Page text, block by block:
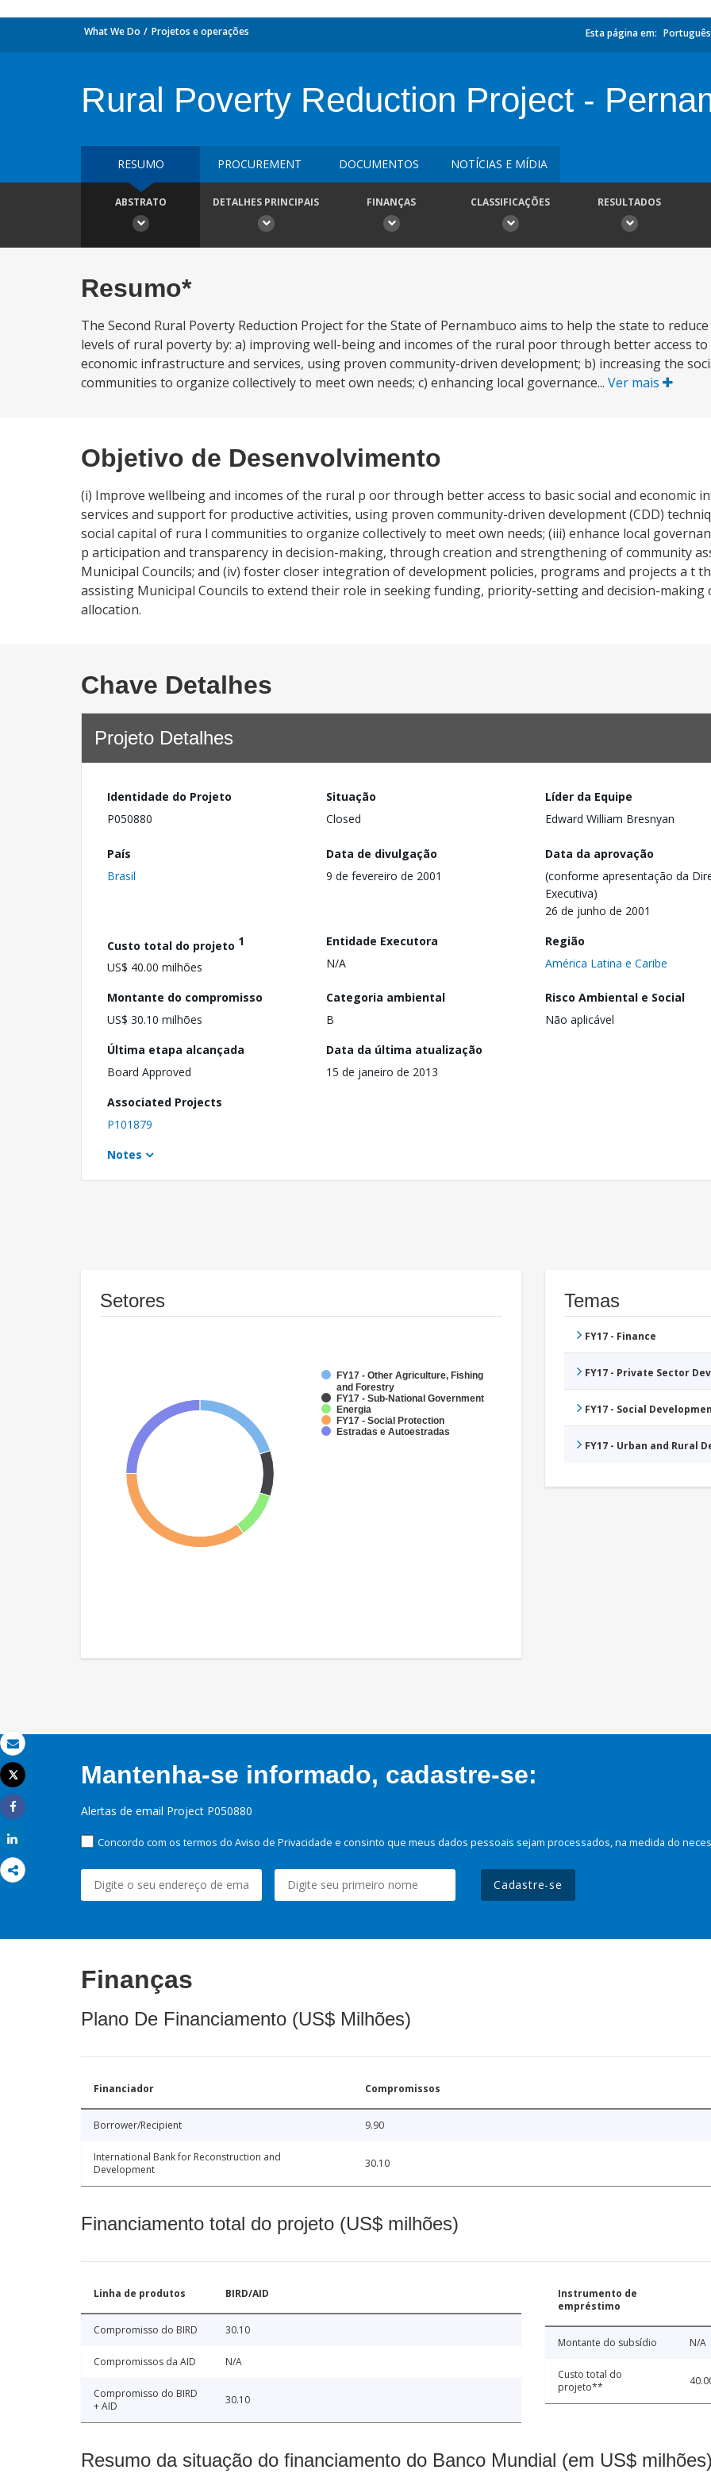
Email
Imprimir
Tweet
Share
What We Do Projetos e operações Esta página em: Português
Rural Poverty Reduction Project -
RESUMO PROCUREMENT DOCUMENTOS NOTÍCIAS E MÍDIA
ABSTRATO DETALHES PRINCIPAIS FINANÇAS CLASSIFICAÇÕES RESULTADOS
Resumo*
The Second Rural Poverty Reduction Project for the State of Pernambuco aims to help the state to
levels of rural poverty by: a) improving well-being and incomes of the rural poor through better access to
economic infrastructure and services, using proven community-driven development; b) increasing the
communities to organize collectively to meet own needs; c) enhancing local governance... Ver mais
Objetivo de Desenvolvimento
(i) Improve wellbeing and incomes of the rural p oor through better access to basic social and economic
services and support for productive activities, using proven community-driven development (CDD)
social capital of rura l communities to organize collectively to meet own needs; (iii) enhance local
p articipation and transparency in decision-making, through creation and strengthening of community
Municipal Councils; and (iv) foster closer integration of development policies, programs and projects a t
assisting Municipal Councils to extend their role in seeking funding, priority-setting and decision-making
allocation.
Chave Detalhes
Projeto Detalhes
Identidade do Projeto
P050880
Situação
Closed
Líder da Equipe
Edward William Bresnyan
País
Brasil
Data de divulgação
9 de fevereiro de 2001
Data da aprovação
(conforme apresentação da
Executiva)
26 de junho de 2001
Custo total do projeto 1
US$ 40.00 milhões
Entidade Executora
N/A
Região
América Latina e Caribe
Montante do compromisso
US$ 30.10 milhões
Categoria ambiental
B
Risco Ambiental e Social
Não aplicável
Última etapa alcançada
Board Approved
Data da última atualização
15 de janeiro de 2013
Associated Projects
P101879
Notes
Setores
FY17 - Other Agriculture, Fishing
and Forestry
FY17 - Sub-National Government
Energia
FY17 - Social Protection
Estradas e Autoestradas
Temas
FY17 - Finance
FY17 - Private Sector
FY17 - Social
FY17 - Urban and Rural
Mantenha-se informado, cadastre-se:
Alertas de email Project P050880
Concordo com os termos do Aviso de Privacidade e consinto que meus dados pessoais sejam processados, na medida do
Cadastre-se
Finanças
Plano De Financiamento (US$ Milhões)
Financiador Compromissos
Borrower/Recipient 9.90
International Bank for Reconstruction and
Development
30.10
Financiamento total do projeto (US$ milhões)
Linha de produtos BIRD/AID
Compromisso do BIRD 30.10
Compromissos da AID N/A
Compromisso do BIRD
+ AID
30.10
Instrumento de
empréstimo
Montante do subsídio N/A
Custo total do
projeto**
Resumo da situação do financiamento do Banco Mundial (em US$